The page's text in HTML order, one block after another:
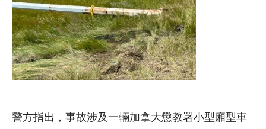
警方指出，事故涉及一輛加拿大懲教署小型廂型車